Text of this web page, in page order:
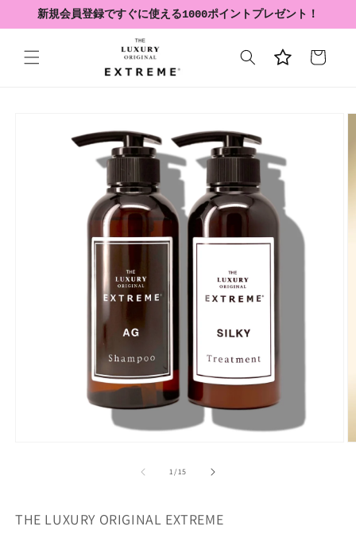
新規会員登録ですぐに使える1000ポイントプレゼント！
ンツに
進む
ー
1/の
15
THE LUXURY ORIGINAL EXTREME